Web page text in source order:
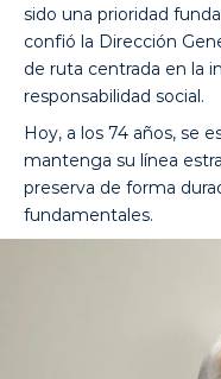
sido una prioridad
confió la Dirección
de ruta centrada en la
responsabilidad social.
Hoy, a los 74 años, se
mantenga su línea
preserva de forma
fundamentales.